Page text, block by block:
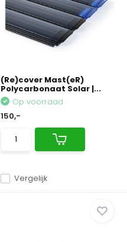
(Re)cover Mast(eR)
Polycarbonaat Solar |...
Vergelijk
Op voorraad
150,-